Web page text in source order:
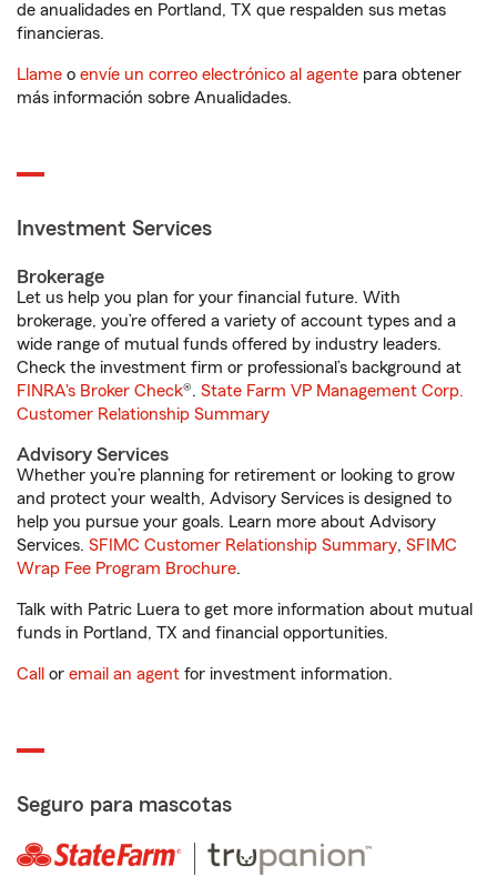
de anualidades en Portland, TX que respalden sus metas
financieras.
Llame o envíe un correo electrónico al agente para obtener
más información sobre Anualidades.
Investment Services
Brokerage
Let us help you plan for your financial future. With
brokerage, you’re offered a variety of account types and a
wide range of mutual funds offered by industry leaders.
Check the investment firm or professional’s background at
FINRA's Broker Check®. State Farm VP Management Corp.
Customer Relationship Summary
Advisory Services
Whether you’re planning for retirement or looking to grow
and protect your wealth, Advisory Services is designed to
help you pursue your goals. Learn more about Advisory
Services. SFIMC Customer Relationship Summary, SFIMC
Wrap Fee Program Brochure.
Talk with Patric Luera to get more information about mutual
funds in Portland, TX and financial opportunities.
Call or email an agent for investment information.
Seguro para mascotas